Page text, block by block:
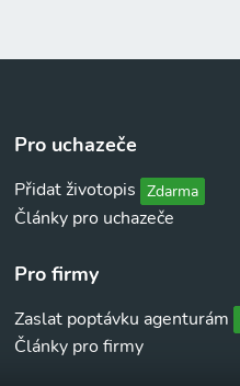
Pro uchazeče
Přidat životopis Zdarma
Články pro uchazeče
Pro firmy
Zaslat poptávku agenturám
Články pro firmy